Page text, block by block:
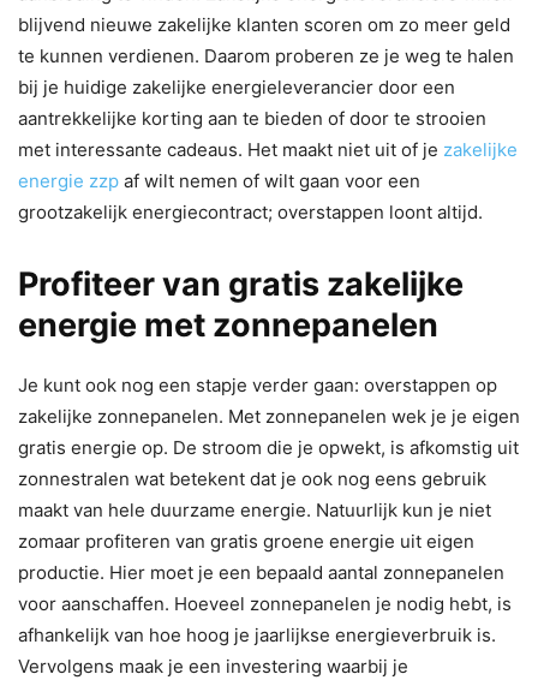
blijvend nieuwe zakelijke klanten scoren om zo meer geld
te kunnen verdienen. Daarom proberen ze je weg te halen
bij je huidige zakelijke energieleverancier door een
aantrekkelijke korting aan te bieden of door te strooien
met interessante cadeaus. Het maakt niet uit of je zakelijke
energie zzp af wilt nemen of wilt gaan voor een
grootzakelijk energiecontract; overstappen loont altijd.
Profiteer van gratis zakelijke
energie met zonnepanelen
Je kunt ook nog een stapje verder gaan: overstappen op
zakelijke zonnepanelen. Met zonnepanelen wek je je eigen
gratis energie op. De stroom die je opwekt, is afkomstig uit
zonnestralen wat betekent dat je ook nog eens gebruik
maakt van hele duurzame energie. Natuurlijk kun je niet
zomaar profiteren van gratis groene energie uit eigen
productie. Hier moet je een bepaald aantal zonnepanelen
voor aanschaffen. Hoeveel zonnepanelen je nodig hebt, is
afhankelijk van hoe hoog je jaarlijkse energieverbruik is.
Vervolgens maak je een investering waarbij je